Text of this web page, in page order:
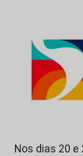
Nos dias 20